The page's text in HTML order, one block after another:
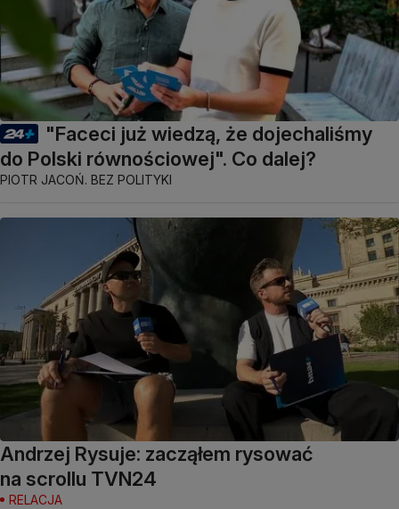
"Faceci już wiedzą, że dojechaliśmy
do Polski równościowej". Co dalej?
PIOTR JACOŃ. BEZ POLITYKI
Andrzej Rysuje: zacząłem rysować
na scrollu TVN24
RELACJA